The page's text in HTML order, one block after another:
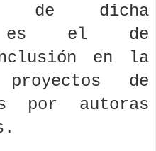
de dicha
es el de
en la
de
por autoras